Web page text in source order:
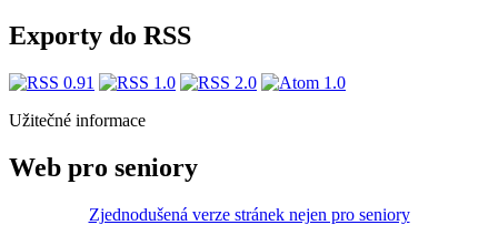
Exporty do RSS
Užitečné informace
Web pro seniory
Zjednodušená verze stránek nejen pro seniory